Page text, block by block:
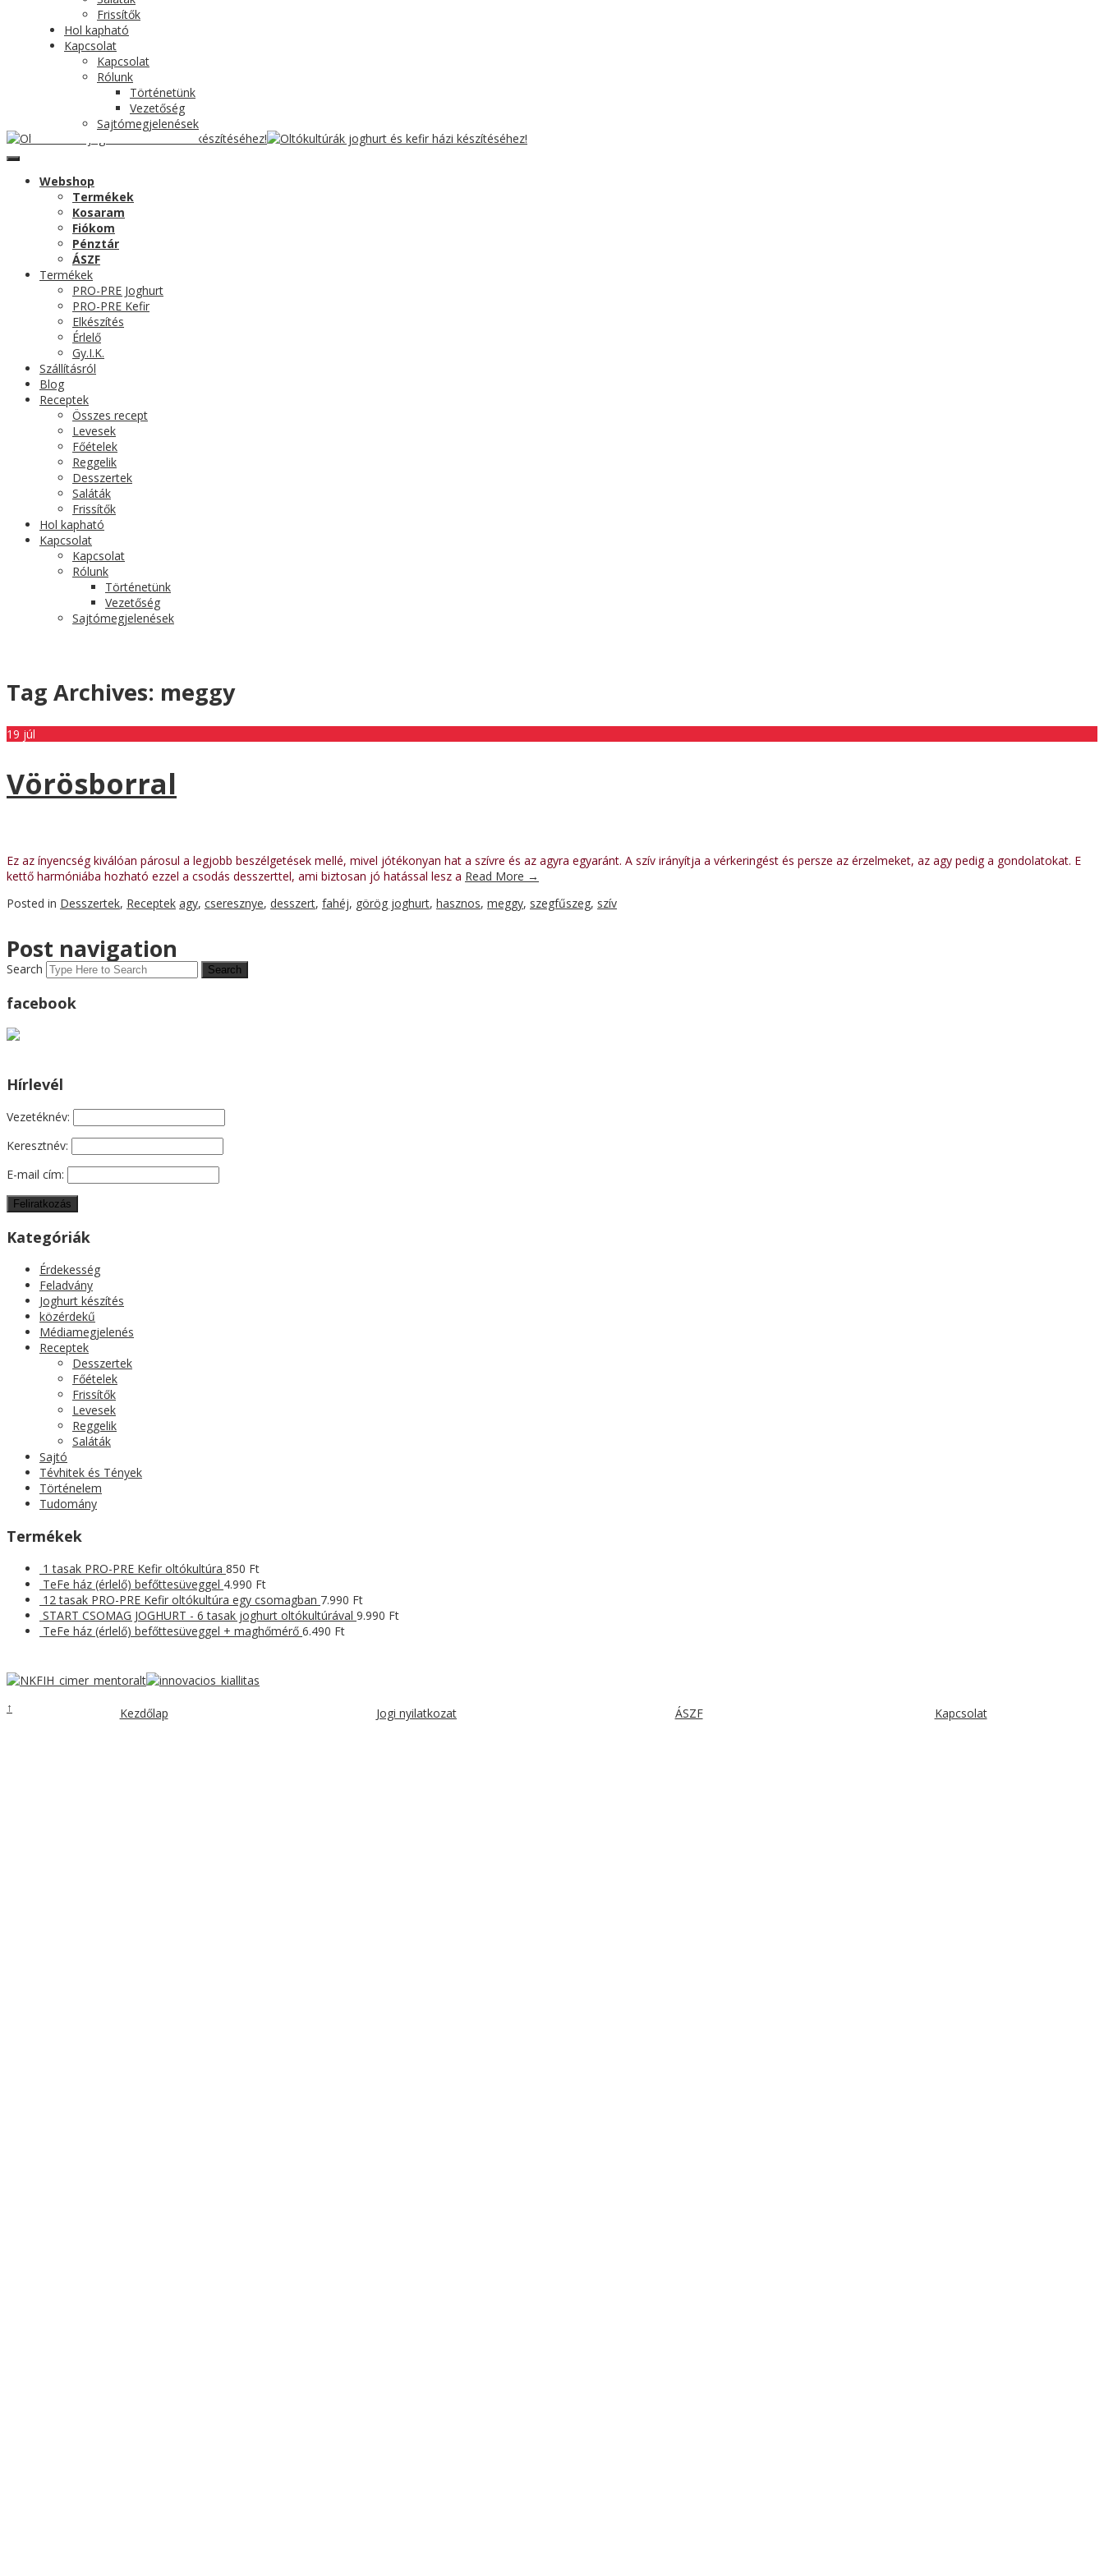
Frissítők
Hol kapható
Kapcsolat
Kapcsolat
Rólunk
Történetünk
Vezetőség
Sajtómegjelenések
Webshop
Termékek
Kosaram
Fiókom
Pénztár
ÁSZF
Termékek
PRO-PRE Joghurt
PRO-PRE Kefir
Elkészítés
Érlelő
Gy.I.K.
Szállításról
Blog
Receptek
Összes recept
Levesek
Főételek
Reggelik
Desszertek
Saláták
Frissítők
Hol kapható
Kapcsolat
Kapcsolat
Rólunk
Történetünk
Vezetőség
Sajtómegjelenések
Tag Archives: meggy
19 júl
Vörösborral
Ez az ínyencség kiválóan párosul a legjobb beszélgetések mellé, mivel jótékonyan hat a szívre és az agyra egyaránt. A szív irányítja a vérkeringést és persze az érzelmeket, az agy pedig a gondolatokat. E
kettő harmóniába hozható ezzel a csodás desszerttel, ami biztosan jó hatással lesz a Read More →
Posted in Desszertek, Receptek agy, cseresznye, desszert, fahéj, görög joghurt, hasznos, meggy, szegfűszeg, szív
Post navigation
Search
facebook
Hírlevél
Vezetéknév:
Keresztnév:
E-mail cím:
Kategóriák
Érdekesség
Feladvány
Joghurt készítés
közérdekű
Médiamegjelenés
Receptek
Desszertek
Főételek
Frissítők
Levesek
Reggelik
Saláták
Sajtó
Tévhitek és Tények
Történelem
Tudomány
Termékek
1 tasak PRO-PRE Kefir oltókultúra 850 Ft
TeFe ház (érlelő) befőttesüveggel 4.990 Ft
12 tasak PRO-PRE Kefir oltókultúra egy csomagban 7.990 Ft
START CSOMAG JOGHURT - 6 tasak joghurt oltókultúrával 9.990 Ft
TeFe ház (érlelő) befőttesüveggel + maghőmérő 6.490 Ft
↑ Kezdőlap Jogi nyilatkozat ÁSZF Kapcsolat